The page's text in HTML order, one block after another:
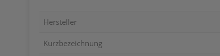
Hersteller
Kurzbezeichnung